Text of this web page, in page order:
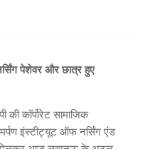
पेशेवर और छात्र हुए
कॉर्पोरेट सामाजिक
इंस्टीट्यूट ऑफ नर्सिंग एंड